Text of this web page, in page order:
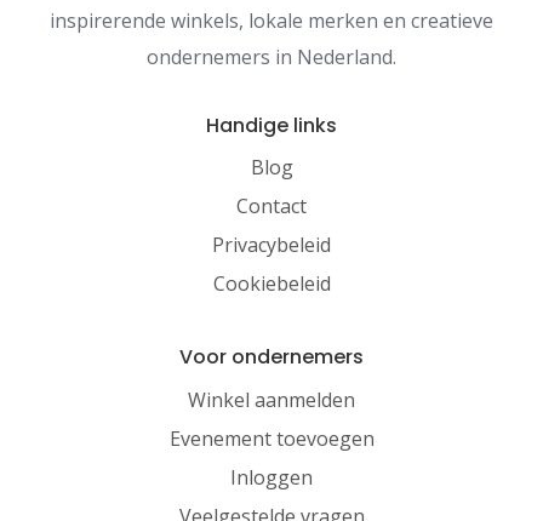
inspirerende winkels, lokale merken en creatieve
ondernemers in Nederland.
Handige links
Blog
Contact
Privacybeleid
Cookiebeleid
Voor ondernemers
Winkel aanmelden
Evenement toevoegen
Inloggen